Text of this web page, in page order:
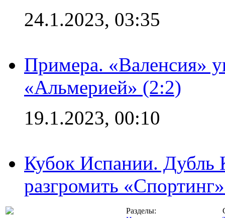
24.1.2023, 03:35
Примера. «Валенсия»
«Альмерией» (2:2)
19.1.2023, 00:10
Кубок Испании. Дубль
разгромить
Разделы: